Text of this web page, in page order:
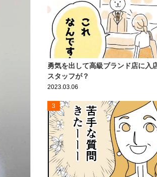
勇気を出して高級ブランド店に
スタッフが？
2023.03.06
3